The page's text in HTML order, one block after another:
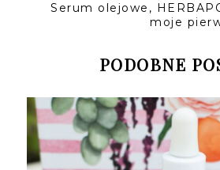
Serum olejowe,
moje
PODOBNE